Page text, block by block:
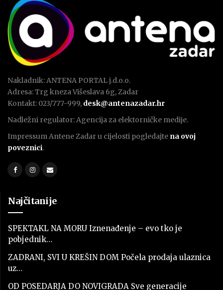
Nakladnik: ANTENA PORTAL j.d.o.o.
Adresa: Trg kneza Višeslava 6g, Zadar
Kontakt: 023/777-999, desk@antenazadar.hr
Nadležni regulator: Agencija za elektorničke medije.
Impressum Antene Zadar u cijelosti pogledajte na ovoj
poveznici.
Najčitanije
SPEKTAKL NA MORU Iznenađenje – evo tko je
pobjednik…
ZADRANI, SVI U KREŠIN DOM Počela prodaja ulaznica
uz…
OD POSEDARJA DO NOVIGRADA Sve generacije